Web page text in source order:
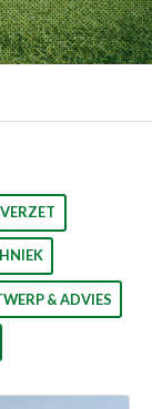
& ADVIES